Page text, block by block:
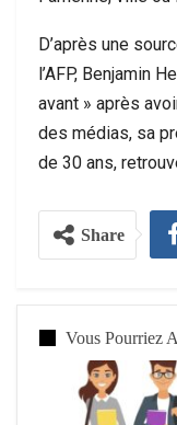
D’après une
l’AFP, Benjamin
avant » après
des médias, sa
de 30 ans,
Share
Vous Pourriez